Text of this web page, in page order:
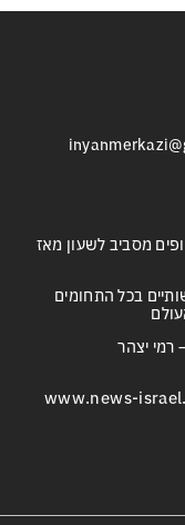
מסביב לשעון מאז
בכל התחומים
רמי יצהר